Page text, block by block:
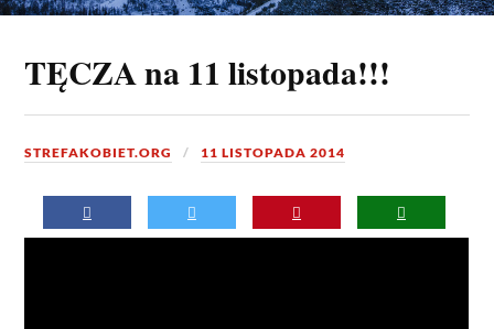
TĘCZA na 11 listopada!!!
STREFAKOBIET.ORG 11 LISTOPADA 2014